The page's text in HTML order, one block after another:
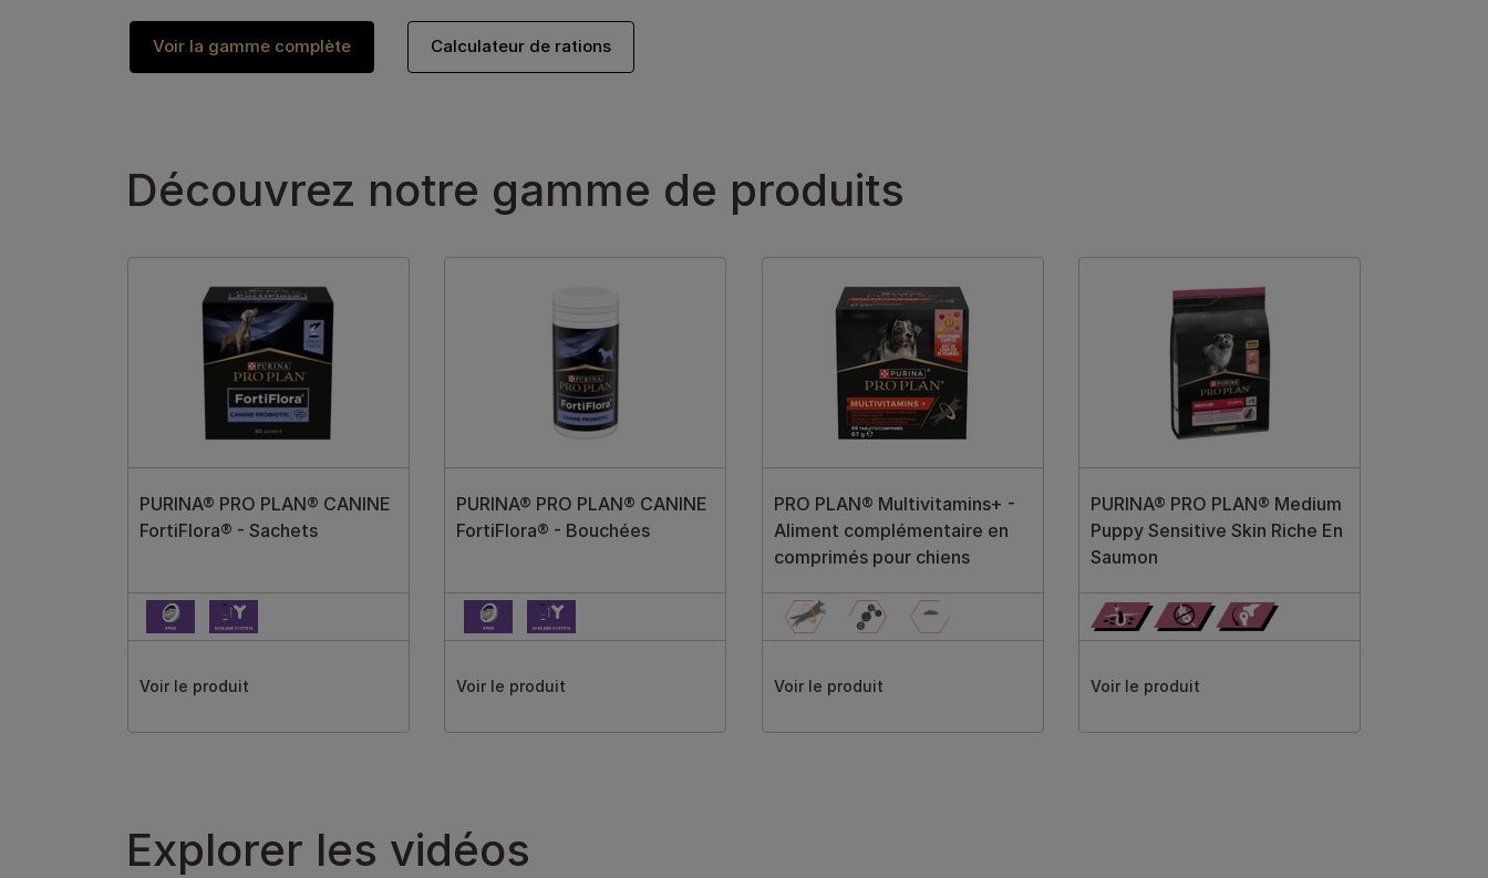
Voir la gamme complète Calculateur de rations
Découvrez notre gamme de produits
PURINA® PRO PLAN® CANINE
FortiFlora® - Sachets
Voir le produit
PURINA® PRO PLAN® CANINE
FortiFlora® - Bouchées
Voir le produit
PRO PLAN® Multivitamins+ -
Aliment complémentaire en
comprimés pour chiens
Voir le produit
PURINA® PRO PLAN® Medium
Puppy Sensitive Skin Riche En
Saumon
Voir le produit
Explorer les vidéos